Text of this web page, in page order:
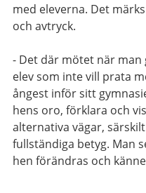
med eleverna. Det
och avtryck.
- Det där mötet när man
elev som inte vill prata
ångest inför sitt
hens oro, förklara och
alternativa vägar,
fullständiga betyg. Man
hen förändras och